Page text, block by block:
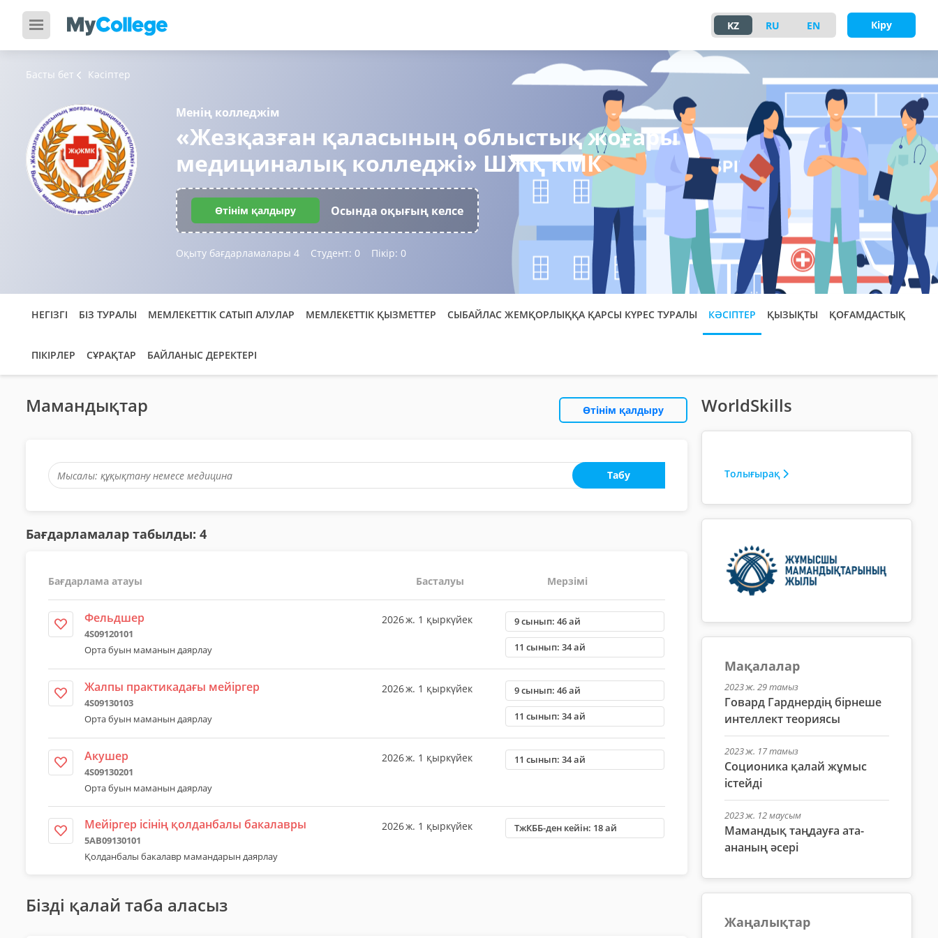
KZ RU EN Кіру
Басты бет Кәсіптер
Менің колледжім
«Жезқазған қаласының облыстық жоғары
медициналық колледжі» ШЖҚ КМК
Өтінім қалдыру Осында оқығың келсе
Оқыту бағдарламалары 4 Студент: 0 Пікір: 0
НЕГІЗГІ БІЗ ТУРАЛЫ МЕМЛЕКЕТТІК САТЫП АЛУЛАР МЕМЛЕКЕТТІК ҚЫЗМЕТТЕР СЫБАЙЛАС ЖЕМҚОРЛЫҚҚА ҚАРСЫ КҮРЕС ТУРАЛЫ КӘСІПТЕР ҚЫЗЫҚТЫ ҚОҒАМДАСТЫҚ
ПІКІРЛЕР СҰРАҚТАР БАЙЛАНЫС ДЕРЕКТЕРІ
Мамандықтар Өтінім қалдыру
Табу
Бағдарламалар табылды: 4
Бағдарлама атауы Басталуы Мерзімі
Фельдшер
4S09120101
Орта буын маманын даярлау
2026 ж. 1 қыркүйек 9 сынып: 46 ай
11 сынып: 34 ай
Жалпы практикадағы мейіргер
4S09130103
Орта буын маманын даярлау
2026 ж. 1 қыркүйек 9 сынып: 46 ай
11 сынып: 34 ай
Акушер
4S09130201
Орта буын маманын даярлау
2026 ж. 1 қыркүйек 11 сынып: 34 ай
Мейіргер ісінің қолданбалы бакалавры
5AB09130101
Қолданбалы бакалавр мамандарын даярлау
2026 ж. 1 қыркүйек ТжКББ-ден кейін: 18 ай
Бізді қалай таба аласыз
WorldSkills
Толығырақ
Мақалалар
2023 ж. 29 тамыз
Говард Гарднердің бірнеше
интеллект теориясы
2023 ж. 17 тамыз
Соционика қалай жұмыс
істейді
2023 ж. 12 маусым
Мамандық таңдауға ата-
ананың әсері
Жаңалықтар